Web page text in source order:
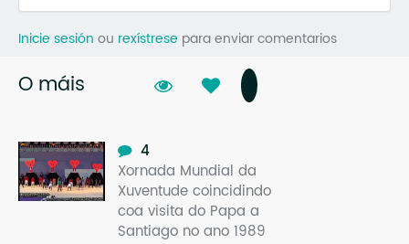
Inicie sesión ou rexístrese para enviar comentarios
O máis
4
Xornada Mundial da
Xuventude coincidindo
coa visita do Papa a
Santiago no ano 1989